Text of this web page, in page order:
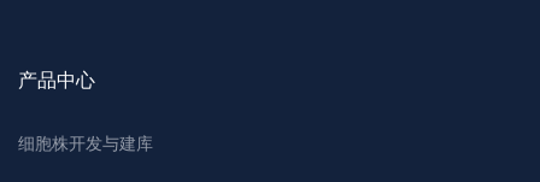
产品中心
细胞株开发与建库